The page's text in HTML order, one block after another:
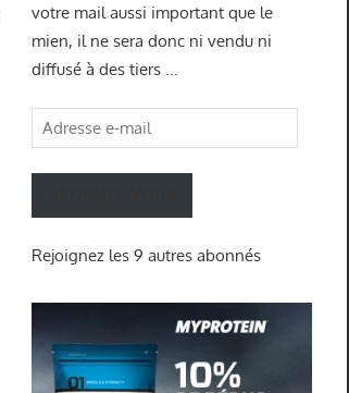
votre mail aussi important que le
mien, il ne sera donc ni vendu ni
diffusé à des tiers ...
Adresse
e-
mail
Rejoignez les 9 autres abonnés